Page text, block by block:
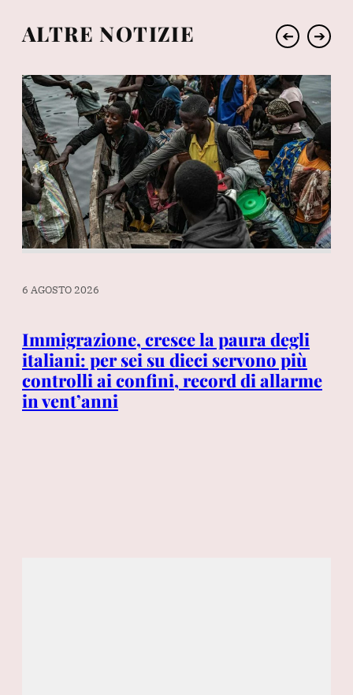
ALTRE NOTIZIE ➔ ➔
6 AGOSTO 2026
Immigrazione, cresce la paura degli
italiani: per sei su dieci servono più
controlli ai confini, record di allarme
in vent’anni